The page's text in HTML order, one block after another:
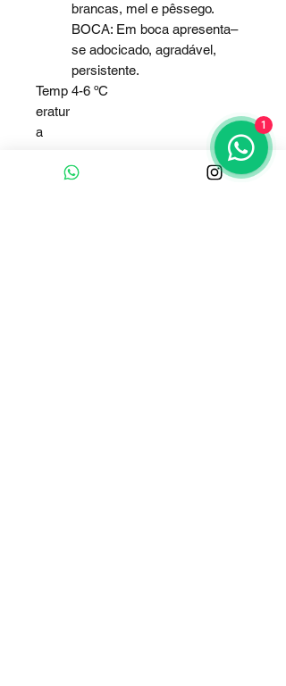
brancas, mel e pêssego.
BOCA: Em boca apresenta–
se adocicado, agradável,
persistente.
Temp
eratur
a
consu
4-6 ºC
1